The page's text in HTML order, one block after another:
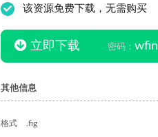
该资源免费下载，无需购买
立即下载 密码：wfin
其他信息
格式 .fig